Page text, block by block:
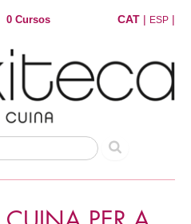
0 Cursos CAT | ESP |